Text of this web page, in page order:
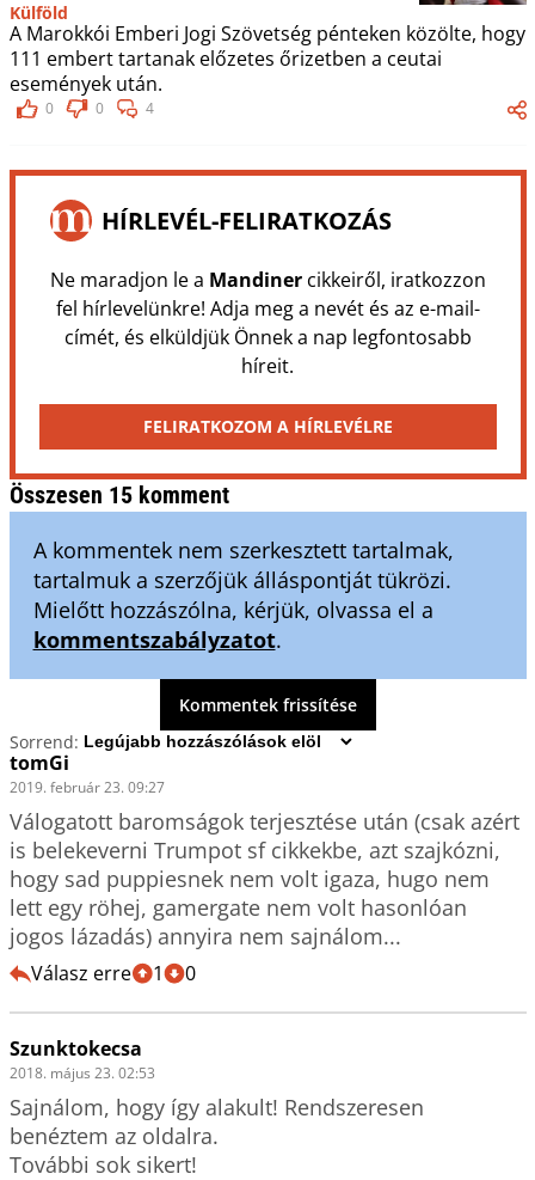
Külföld
A Marokkói Emberi Jogi Szövetség pénteken közölte, hogy
111 embert tartanak előzetes őrizetben a ceutai
események után.
0 0 4
HÍRLEVÉL-FELIRATKOZÁS
Ne maradjon le a Mandinercikkeiről, iratkozzon
fel hírlevelünkre! Adja meg a nevét és az e-mail-
címét, és elküldjük Önnek a nap legfontosabb
híreit.
FELIRATKOZOM A HÍRLEVÉLRE
Összesen 15 komment
A kommentek nem szerkesztett tartalmak,
tartalmuk a szerzőjük álláspontját tükrözi.
Mielőtt hozzászólna, kérjük, olvassa el a
kommentszabályzatot.
Kommentek frissítése
Sorrend:
tomGi
2019. február 23. 09:27
Válogatott baromságok terjesztése után (csak azért
is belekeverni Trumpot sf cikkekbe, azt szajkózni,
hogy sad puppiesnek nem volt igaza, hugo nem
lett egy röhej, gamergate nem volt hasonlóan
jogos lázadás) annyira nem sajnálom...
Válasz erre 1 0
Szunktokecsa
2018. május 23. 02:53
Sajnálom, hogy így alakult! Rendszeresen
benéztem az oldalra.
További sok sikert!